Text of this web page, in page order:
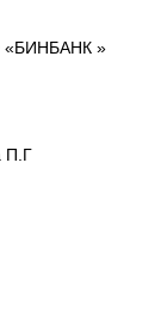
»
П.Г